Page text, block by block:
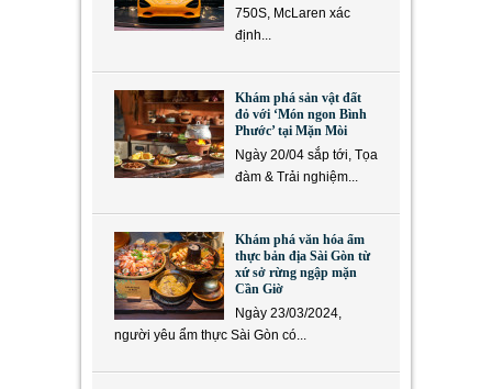
750S, McLaren xác
định...
Khám phá sản vật đất
đỏ với ‘Món ngon Bình
Phước’ tại Mặn Mòi
Ngày 20/04 sắp tới, Tọa
đàm & Trải nghiệm...
Khám phá văn hóa ẩm
thực bản địa Sài Gòn từ
xứ sở rừng ngập mặn
Cần Giờ
Ngày 23/03/2024,
người yêu ẩm thực Sài Gòn có...